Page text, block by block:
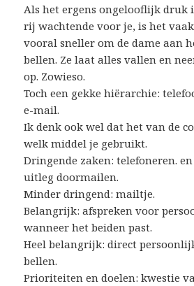
Als het ergens ongelooflijk druk
rij wachtende voor je, is het
vooral sneller om de dame aan
bellen. Ze laat alles vallen en
op. Zowieso.
Toch een gekke hiërarchie:
e-mail.
Ik denk ook wel dat het van de
welk middel je gebruikt.
Dringende zaken: telefoneren.
uitleg doormailen.
Minder dringend: mailtje.
Belangrijk: afspreken voor
wanneer het beiden past.
Heel belangrijk: direct
bellen.
Prioriteiten en doelen: kwestie